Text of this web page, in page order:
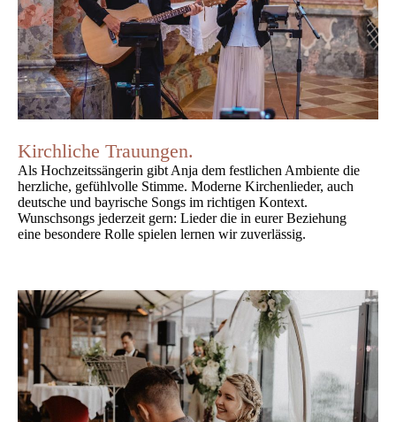
Kirchliche Trauungen.
Als Hochzeitssängerin gibt Anja dem festlichen Ambiente die
herzliche, gefühlvolle Stimme. Moderne Kirchenlieder, auch
deutsche und bayrische Songs im richtigen Kontext.
Wunschsongs jederzeit gern: Lieder die in eurer Beziehung
eine besondere Rolle spielen lernen wir zuverlässig.